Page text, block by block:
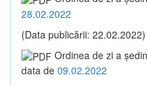
28.02.2022
(Data publicării: 22.02.2022)
Ordinea de zi a
data de 09.02.2022